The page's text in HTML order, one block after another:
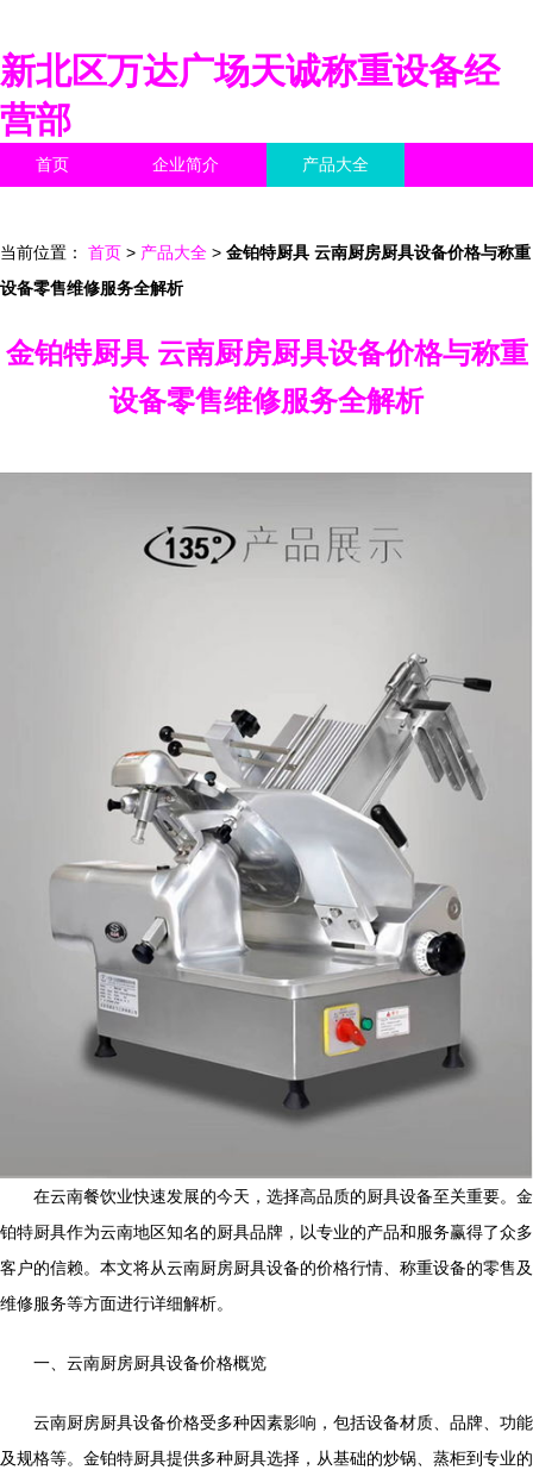
新北区万达广场天诚称重设备经
营部
首页 企业简介 产品大全
当前位置： 首页 > 产品大全 > 金铂特厨具 云南厨房厨具设备价格与称重
设备零售维修服务全解析
金铂特厨具 云南厨房厨具设备价格与称重
设备零售维修服务全解析
在云南餐饮业快速发展的今天，选择高品质的厨具设备至关重要。金
铂特厨具作为云南地区知名的厨具品牌，以专业的产品和服务赢得了众多
客户的信赖。本文将从云南厨房厨具设备的价格行情、称重设备的零售及
维修服务等方面进行详细解析。
一、云南厨房厨具设备价格概览
云南厨房厨具设备价格受多种因素影响，包括设备材质、品牌、功能
及规格等。金铂特厨具提供多种厨具选择，从基础的炒锅、蒸柜到专业的